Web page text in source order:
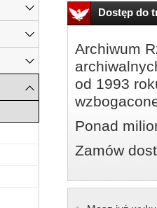
Dostęp do
Archiwum
od 1993
Ponad
Zamów